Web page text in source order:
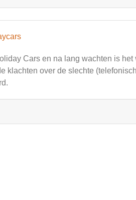
Cars en na lang wachten is
klachten over de slechte